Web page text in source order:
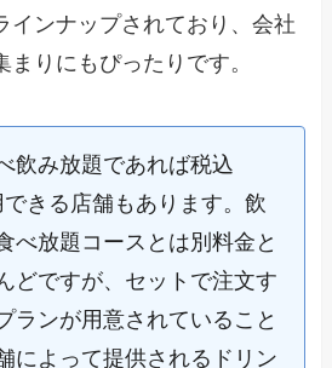
インナップされており、会社
りにもぴったりです。
飲み放題であれば税込
きる店舗もあります。飲
べ放題コースとは別料金と
どですが、セットで注文す
ランが用意されていること
によって提供されるドリン